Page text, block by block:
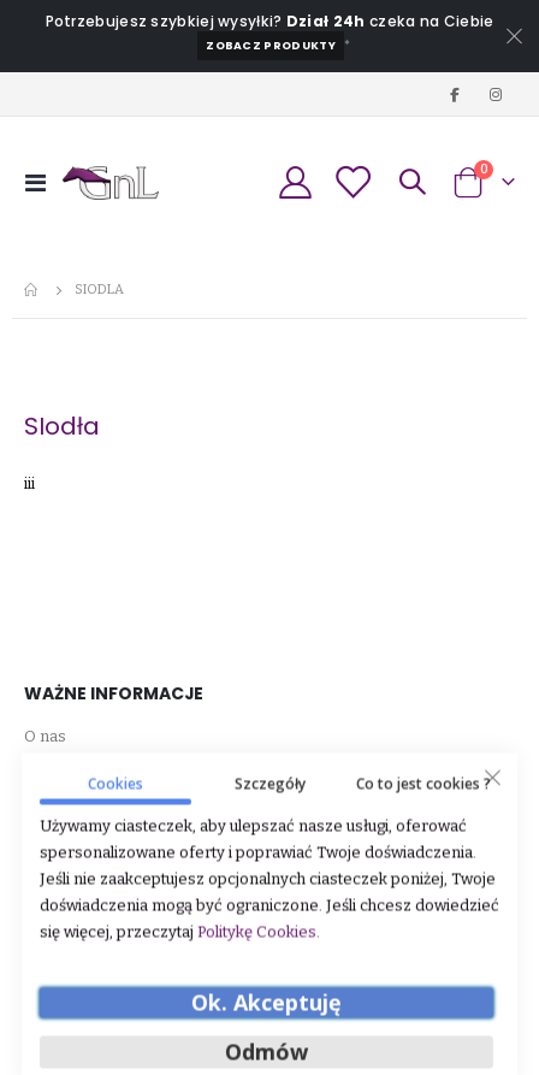
Potrzebujesz szybkiej wysyłki? Dział 24h czeka na Ciebie
ZOBACZ PRODUKTY *
Przełącznik
Koszyk
0
SIODLA
SIodła
iii
WAŻNE INFORMACJE
O nas
Dane firmy
Regulamin
Zwroty i reklamacje
Polityka prywatności
STREFA KLIENTA
Cookies Szczegóły Co to jest cookies ?
Używamy ciasteczek, aby ulepszać nasze usługi, oferować
spersonalizowane oferty i poprawiać Twoje doświadczenia.
Jeśli nie zaakceptujesz opcjonalnych ciasteczek poniżej, Twoje
doświadczenia mogą być ograniczone. Jeśli chcesz dowiedzieć
się więcej, przeczytaj Politykę Cookies.
Ok. Akceptuję
Odmów